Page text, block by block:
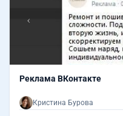
Реклама ВКонтакте
Кристина Бурова